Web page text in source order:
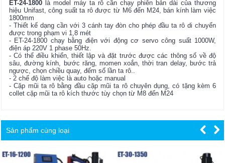
ET-24-1800 là model máy ta rô cần chạy phiên bản dài của thương
hiệu Unifast, công suất ta rô được từ M6 đến M24, bán kính làm việc
1800mm
- Thiết kế dạng cần với 3 cánh tay đòn cho phép đầu ta rô di chuyển
được trong phạm vi 1,8 mét
- ET-24-1800 chạy bằng điện với động cơ servo công suất 1000W,
điện áp 220V 1 phase 50Hz.
- Có thể điều khiển, thiết lập và đặt trước được các thông số về độ
sâu, đường kính, bước răng, momen xoắn, thời tran delay, bước trả
ngược, chọn chiều quay, đếm số lần ta rô..
- 2 chế độ làm việc là auto hoặc manual
- Cặp mũi ta rô bằng đầu cặp mũi ta rô chuyên dụng, có tặng kèm 6
collet cặp mũi ta rô kích thước tùy chọn từ M8 đến M24
Sản phẩm cùng loại